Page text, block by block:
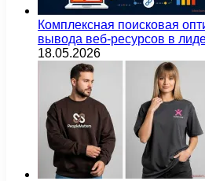
Комплексная поисковая
вывода веб-ресурсов в
18.05.2026